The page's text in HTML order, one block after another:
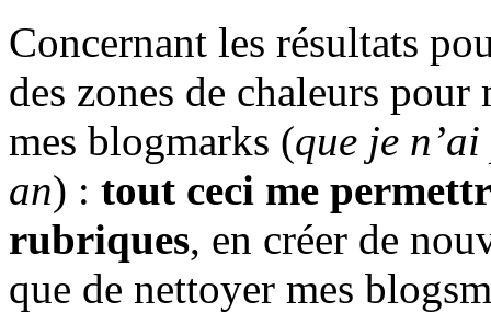
Concernant les résultats
des zones de chaleurs
mes blogmarks (que je
an) : tout ceci me
rubriques, en créer de
que de nettoyer mes